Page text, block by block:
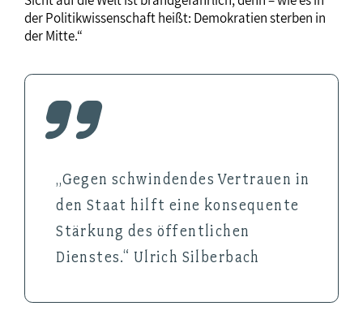
der Politikwissenschaft heißt: Demokratien sterben in
der Mitte.“
„Gegen schwindendes Vertrauen in
den Staat hilft eine konsequente
Stärkung des öffentlichen
Dienstes.“ Ulrich Silberbach